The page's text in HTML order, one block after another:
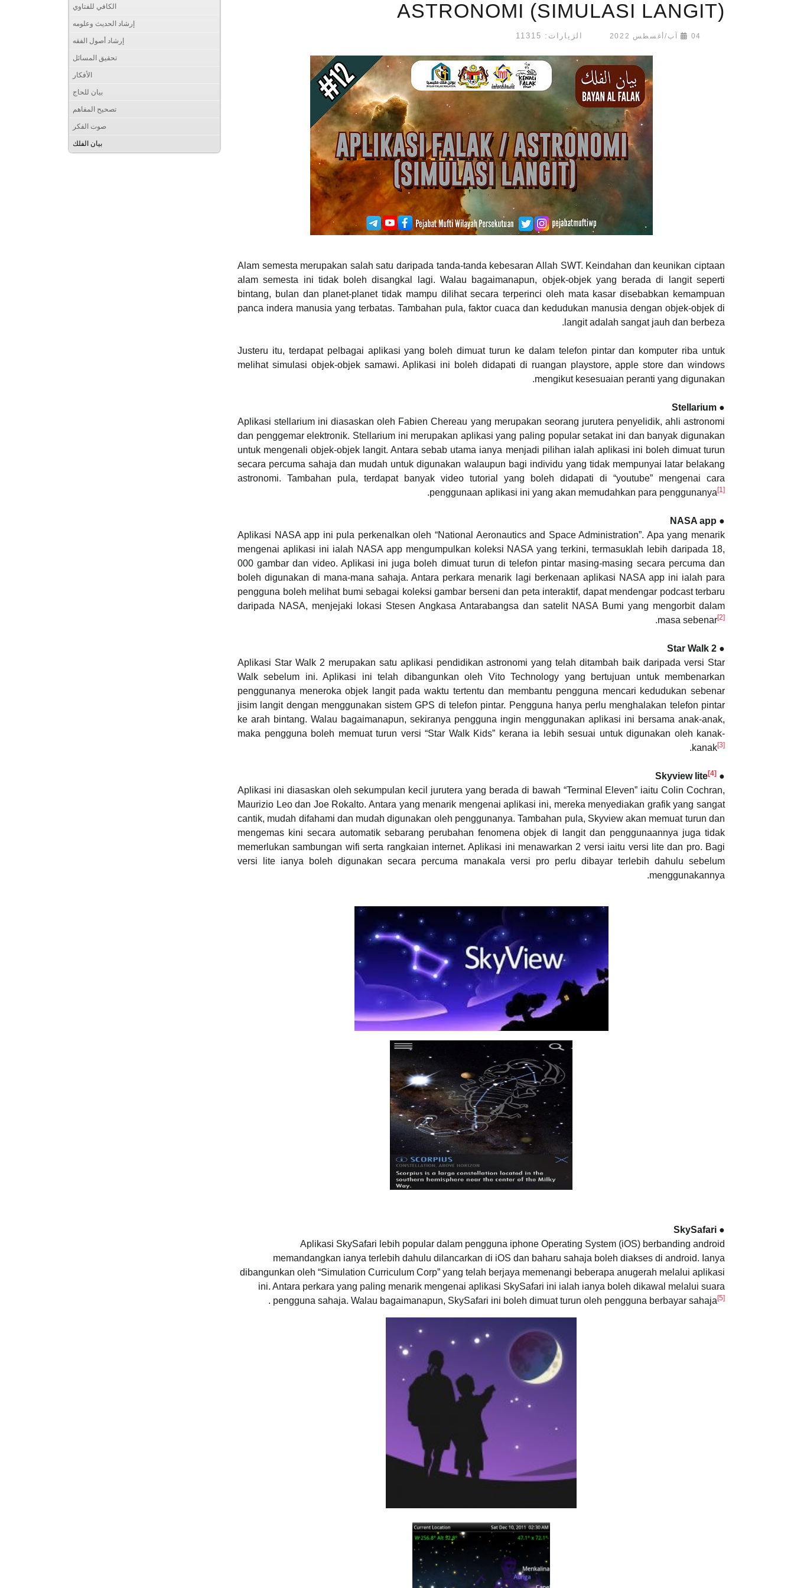
ASTRONOMI (SIMULASI LANGIT)
04 آب/أغسطس 2022 الزيارات: 11315
Alam semesta merupakan salah satu daripada tanda-tanda kebesaran Allah SWT. Keindahan dan keunikan ciptaan
alam semesta ini tidak boleh disangkal lagi. Walau bagaimanapun, objek-objek yang berada di langit seperti
bintang, bulan dan planet-planet tidak mampu dilihat secara terperinci oleh mata kasar disebabkan kemampuan
panca indera manusia yang terbatas. Tambahan pula, faktor cuaca dan kedudukan manusia dengan objek-objek di
langit adalah sangat jauh dan berbeza.
Justeru itu, terdapat pelbagai aplikasi yang boleh dimuat turun ke dalam telefon pintar dan komputer riba untuk
melihat simulasi objek-objek samawi. Aplikasi ini boleh didapati di ruangan playstore, apple store dan windows
mengikut kesesuaian peranti yang digunakan.
● Stellarium
Aplikasi stellarium ini diasaskan oleh Fabien Chereau yang merupakan seorang jurutera penyelidik, ahli astronomi
dan penggemar elektronik. Stellarium ini merupakan aplikasi yang paling popular setakat ini dan banyak digunakan
untuk mengenali objek-objek langit. Antara sebab utama ianya menjadi pilihan ialah aplikasi ini boleh dimuat turun
secara percuma sahaja dan mudah untuk digunakan walaupun bagi individu yang tidak mempunyai latar belakang
astronomi. Tambahan pula, terdapat banyak video tutorial yang boleh didapati di “youtube” mengenai cara
penggunaan aplikasi ini yang akan memudahkan para penggunanya [1]
.
● NASA app
Aplikasi NASA app ini pula perkenalkan oleh “National Aeronautics and Space Administration”. Apa yang menarik
mengenai aplikasi ini ialah NASA app mengumpulkan koleksi NASA yang terkini, termasuklah lebih daripada 18,
000 gambar dan video. Aplikasi ini juga boleh dimuat turun di telefon pintar masing-masing secara percuma dan
boleh digunakan di mana-mana sahaja. Antara perkara menarik lagi berkenaan aplikasi NASA app ini ialah para
pengguna boleh melihat bumi sebagai koleksi gambar berseni dan peta interaktif, dapat mendengar podcast terbaru
daripada NASA, menjejaki lokasi Stesen Angkasa Antarabangsa dan satelit NASA Bumi yang mengorbit dalam
masa sebenar[2]
.
● Star Walk 2
Aplikasi Star Walk 2 merupakan satu aplikasi pendidikan astronomi yang telah ditambah baik daripada versi Star
Walk sebelum ini. Aplikasi ini telah dibangunkan oleh Vito Technology yang bertujuan untuk membenarkan
penggunanya meneroka objek langit pada waktu tertentu dan membantu pengguna mencari kedudukan sebenar
jisim langit dengan menggunakan sistem GPS di telefon pintar. Pengguna hanya perlu menghalakan telefon pintar
ke arah bintang. Walau bagaimanapun, sekiranya pengguna ingin menggunakan aplikasi ini bersama anak-anak,
maka pengguna boleh memuat turun versi “Star Walk Kids” kerana ia lebih sesuai untuk digunakan oleh kanak-
kanak[3]
.
● Skyview lite
[4]
Aplikasi ini diasaskan oleh sekumpulan kecil jurutera yang berada di bawah “Terminal Eleven” iaitu Colin Cochran,
Maurizio Leo dan Joe Rokalto. Antara yang menarik mengenai aplikasi ini, mereka menyediakan grafik yang sangat
cantik, mudah difahami dan mudah digunakan oleh penggunanya. Tambahan pula, Skyview akan memuat turun dan
mengemas kini secara automatik sebarang perubahan fenomena objek di langit dan penggunaannya juga tidak
memerlukan sambungan wifi serta rangkaian internet. Aplikasi ini menawarkan 2 versi iaitu versi lite dan pro. Bagi
versi lite ianya boleh digunakan secara percuma manakala versi pro perlu dibayar terlebih dahulu sebelum
menggunakannya.
● SkySafari
Aplikasi SkySafari lebih popular dalam pengguna iphone Operating System (iOS) berbanding android
memandangkan ianya terlebih dahulu dilancarkan di iOS dan baharu sahaja boleh diakses di android. Ianya
dibangunkan oleh “Simulation Curriculum Corp” yang telah berjaya memenangi beberapa anugerah melalui aplikasi
ini. Antara perkara yang paling menarik mengenai aplikasi SkySafari ini ialah ianya boleh dikawal melalui suara
pengguna sahaja. Walau bagaimanapun, SkySafari ini boleh dimuat turun oleh pengguna berbayar sahaja [5]
.
الكافي للفتاوي
إرشاد الحديث وعلومه
إرشاد أصول الفقه
تحقيق المسائل
الأفكار
بيان للحاج
تصحيح المفاهم
صوت الفكر
بيان الفلك